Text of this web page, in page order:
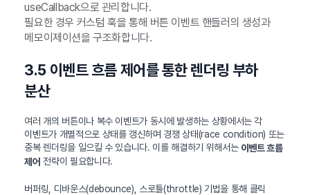
useCallback으로 관리합니다.
필요한 경우 커스텀 훅을 통해 버튼 이벤트 핸들러의 생성과
메모이제이션을 구조화합니다.
3.5 이벤트 흐름 제어를 통한 렌더링 부하
분산
여러 개의 버튼이나 복수 이벤트가 동시에 발생하는 상황에서는 각
이벤트가 개별적으로 상태를 갱신하며 경쟁 상태(race condition) 또는
중복 렌더링을 일으킬 수 있습니다. 이를 해결하기 위해서는 이벤트 흐름
제어 전략이 필요합니다.
버퍼링, 디바운스(debounce), 스로틀(throttle) 기법을 통해 클릭